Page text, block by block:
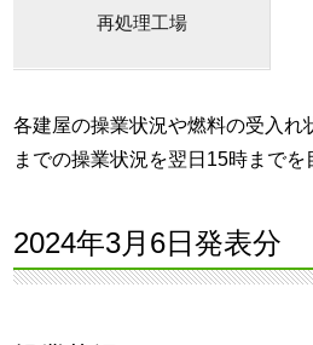
再処理工場
各建屋の操業状況や燃料の受入れ
までの操業状況を翌日15時までを
2024年3月6日発表分